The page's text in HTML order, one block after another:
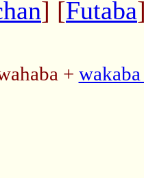
] [Futaba
+